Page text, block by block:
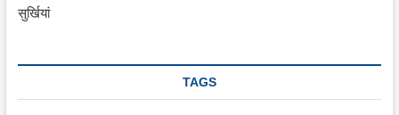
सुर्खियां
TAGS